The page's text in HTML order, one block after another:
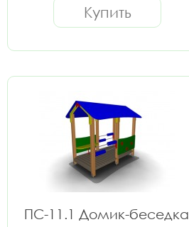
Купить
ПС-11.1 Домик-беседка